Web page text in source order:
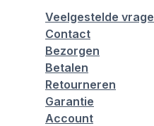
Veelgestelde
Contact
Bezorgen
Betalen
Retourneren
Garantie
Account